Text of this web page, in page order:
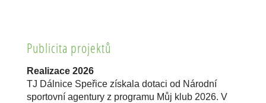
Publicita projektů
Realizace 2026
TJ Dálnice Speřice získala dotaci od Národní
sportovní agentury z programu Můj klub 2026. V